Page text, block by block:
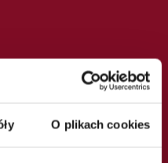
O plikach cookies